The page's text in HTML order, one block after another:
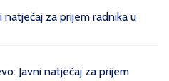
za prijem radnika u
Javni natječaj za prijem